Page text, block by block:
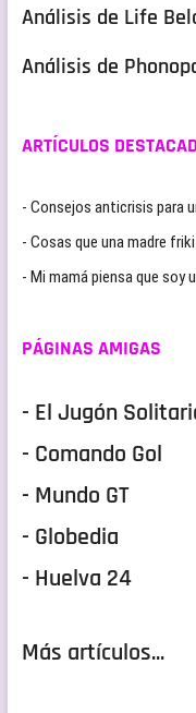
Análisis de Life
Análisis de
ARTÍCULOS
- Consejos anticrisis para
- Cosas que una madre
- Mi mamá piensa que soy
PÁGINAS AMIGAS
- El Jugón
- Comando Gol
- Mundo GT
- Globedia
- Huelva 24
Más artículos...